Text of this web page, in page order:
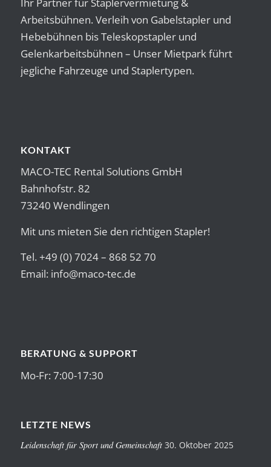
Arbeitsbühnen. Verleih von Gabelstapler und
Hebebühnen bis Teleskopstapler und
Gelenkarbeitsbühnen – Unser Mietpark führt
jegliche Fahrzeuge und Staplertypen.
KONTAKT
MACO-TEC Rental Solutions GmbH
Bahnhofstr. 82
73240 Wendlingen
Mit uns mieten Sie den richtigen Stapler!
Tel. +49 (0) 7024 – 868 52 70
Email: info@maco-tec.de
BERATUNG & SUPPORT
Mo-Fr: 7:00-17:30
LETZTE NEWS
Leidenschaft für Sport und Gemeinschaft 30. Oktober 2025